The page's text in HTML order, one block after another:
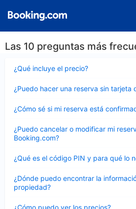
Las 10 preguntas más
¿Qué incluye el precio?
cerrado
¿Puedo hacer una reserva sin tarjeta
cerrado
¿Cómo sé si mi reserva está
cerrado
¿Puedo cancelar o modificar mi
Booking.com?
cerrado
¿Qué es el código PIN y para qué lo
cerrado
¿Dónde puedo encontrar la
propiedad?
cerrado
¿Cómo puedo ver los precios?